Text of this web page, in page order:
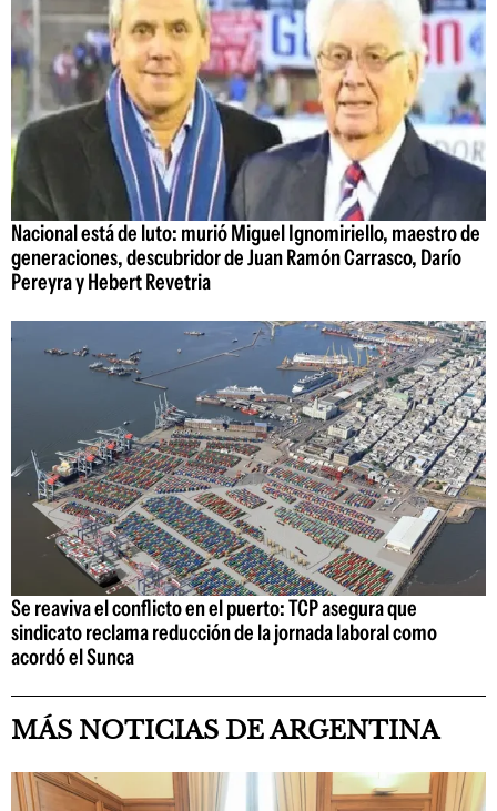
Nacional está de luto: murió Miguel Ignomiriello, maestro de
generaciones, descubridor de Juan Ramón Carrasco, Darío
Pereyra y Hebert Revetria
Se reaviva el conflicto en el puerto: TCP asegura que
sindicato reclama reducción de la jornada laboral como
acordó el Sunca
MÁS NOTICIAS DE ARGENTINA